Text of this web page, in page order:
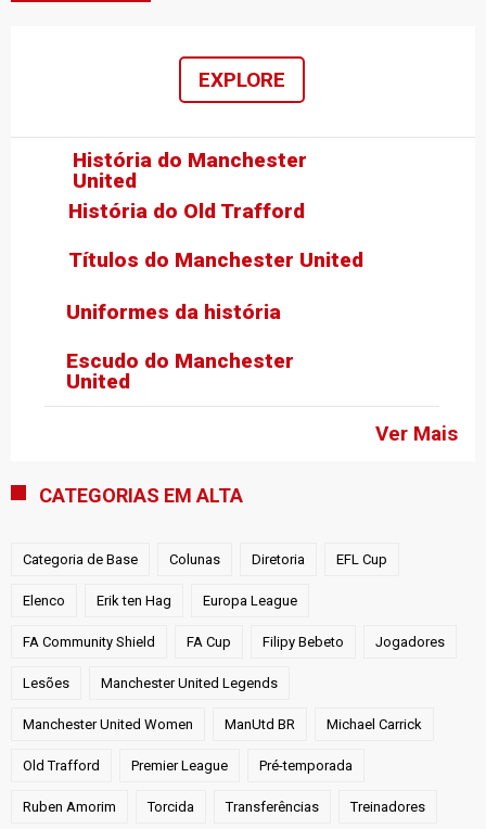
EXPLORE
História do Old Trafford
Títulos do Manchester United
Uniformes da história
Ver Mais
História do Manchester
United
Escudo do Manchester
United
CATEGORIAS EM ALTA
Categoria de Base Colunas Diretoria EFL Cup
Elenco Erik ten Hag Europa League
FA Community Shield FA Cup Filipy Bebeto Jogadores
Lesões Manchester United Legends
Manchester United Women ManUtd BR Michael Carrick
Old Trafford Premier League Pré-temporada
Ruben Amorim Torcida Transferências Treinadores